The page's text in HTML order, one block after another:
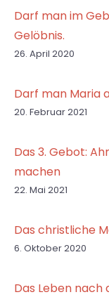
Darf man im
Gelöbnis.
26. April 2020
Darf man Maria
20. Februar 2021
Das 3. Gebot:
machen
22. Mai 2021
Das christliche
6. Oktober 2020
Das Leben nach